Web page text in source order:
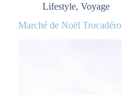
Lifestyle, Voyage
Marché de Noël Trocadéro